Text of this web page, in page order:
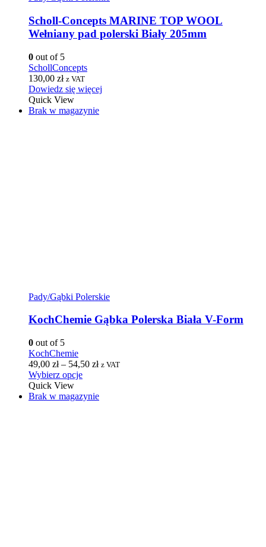
Scholl-Concepts MARINE TOP WOOL
Wełniany pad polerski Biały 205mm
0 out of 5
SchollConcepts
130,00 zł z VAT
Dowiedz się więcej
Quick View
Brak w magazynie
Pady/Gąbki Polerskie
KochChemie Gąbka Polerska Biała V-Form
0 out of 5
KochChemie
49,00 zł– 54,50 zł z VAT
Wybierz opcje
Quick View
Brak w magazynie